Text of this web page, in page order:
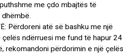
me çdo mbajtës të
Përdoreni atë së bashku me një
ndërruesi me fund të hapur 24
rekomandoni përdorimin e një